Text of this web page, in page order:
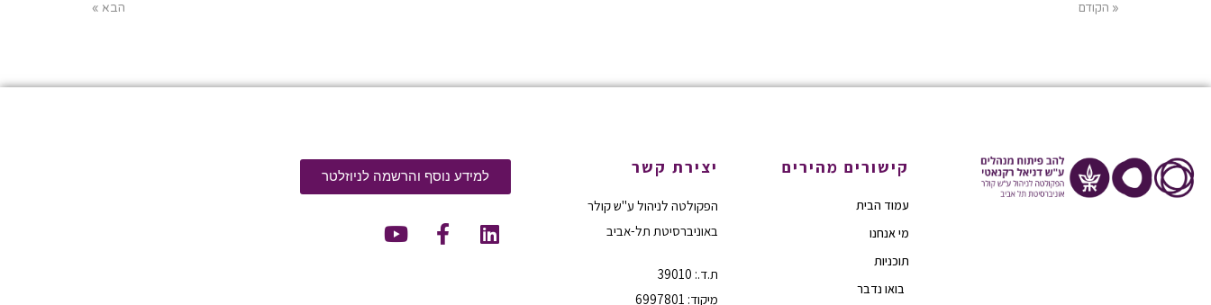
« הקודם הבא »
קישורים מהירים
עמוד הבית
מי אנחנו
תוכניות
בואו נדבר
יצירת קשר
הפקולטה לניהול ע"ש קולר
באוניברסיטת תל-אביב
ת.ד.: 39010
מיקוד: 6997801
למידע נוסף והרשמה לניוזלטר